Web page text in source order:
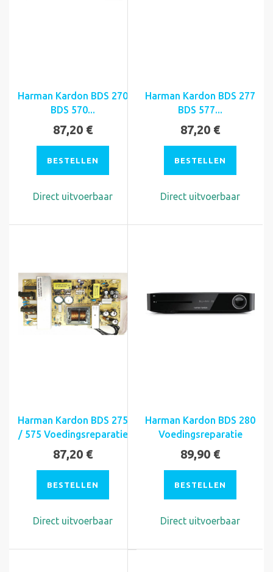
Harman Kardon BDS 270
BDS 570...
87,20 €
BESTELLEN
Direct uitvoerbaar
Harman Kardon BDS 277
BDS 577...
87,20 €
BESTELLEN
Direct uitvoerbaar
Harman Kardon BDS 275
/ 575 Voedingsreparatie
87,20 €
BESTELLEN
Direct uitvoerbaar
Harman Kardon BDS 280
Voedingsreparatie
89,90 €
BESTELLEN
Direct uitvoerbaar